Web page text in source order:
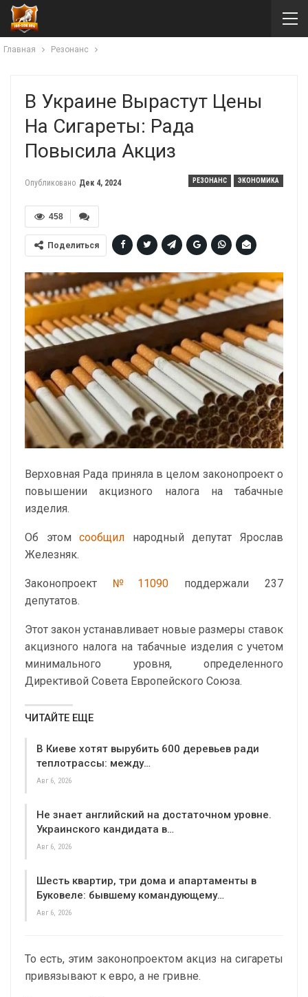
Главная Резонанс
В Украине Вырастут Цены
На Сигареты: Рада
Повысила Акциз
РЕЗОНАНС ЭКОНОМИКА
Опубликовано Дек 4, 2024
458
Поделиться
Верховная Рада приняла в целом законопроект о
повышении акцизного налога на табачные
изделия.
Об этомсообщил народный депутат Ярослав
Железняк.
Законопроект №11090поддержали 237
депутатов.
Этот закон устанавливает новые размеры ставок
акцизного налога на табачные изделия с учетом
минимального уровня, определенного
Директивой Совета Европейского Союза.
ЧИТАЙТЕ ЕЩЕ
В Киеве хотят вырубить 600 деревьев ради
теплотрассы: между…
Авг 6, 2026
Не знает английский на достаточном уровне.
Украинского кандидата в…
Авг 6, 2026
Шесть квартир, три дома и апартаменты в
Буковеле: бывшему командующему…
Авг 6, 2026
То есть, этим законопроектом акциз на сигареты
привязывают к евро, а не гривне.